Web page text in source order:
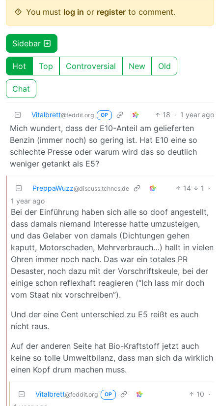
You must log in or register to comment.
Sidebar
Hot Top Controversial New Old
Chat
Vitalbrett@feddit.org OP 18 · 1 year ago
Mich wundert, dass der E10-Anteil am gelieferten
Benzin (immer noch) so gering ist. Hat E10 eine so
schlechte Presse oder warum wird das so deutlich
weniger getankt als E5?
PreppaWuzz@discuss.tchncs.de 14 1
·
1 year ago
Bei der Einführung haben sich alle so doof angestellt,
dass damals niemand Interesse hatte umzusteigen,
und das Gelaber von damals (Dichtungen gehen
kaputt, Motorschaden, Mehrverbrauch…) hallt in vielen
Ohren immer noch nach. Das war ein totales PR
Desaster, noch dazu mit der Vorschriftskeule, bei der
einige schon reflexhaft reagieren (“Ich lass mir doch
vom Staat nix vorschreiben”).
Und der eine Cent unterschied zu E5 reißt es auch
nicht raus.
Auf der anderen Seite hat Bio-Kraftstoff jetzt auch
keine so tolle Umweltbilanz, dass man sich da wirklich
einen Kopf drum machen muss.
Vitalbrett@feddit.org OP 10 ·